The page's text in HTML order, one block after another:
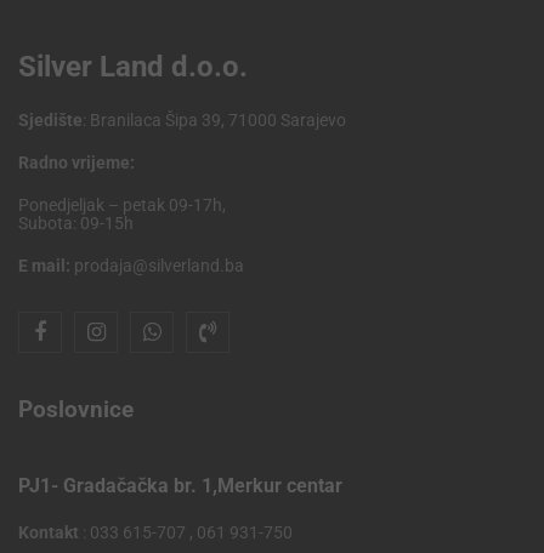
Silver Land d.o.o.
Sjedište: Branilaca Šipa 39, 71000 Sarajevo
Radno vrijeme:
Ponedjeljak – petak 09-17h,
Subota: 09-15h
E mail: prodaja@silverland.ba
Poslovnice
PJ1- Gradačačka br. 1,Merkur centar
Kontakt : 033 615-707 , 061 931-750